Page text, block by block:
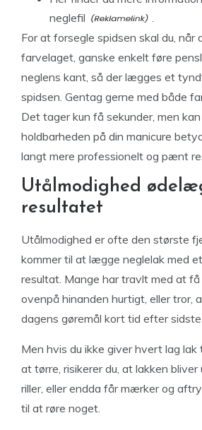
neglefil
For at forsegle spidsen skal du, når
farvelaget, ganske enkelt føre
neglens kant, så der lægges et
spidsen. Gentag gerne med både
Det tager kun få sekunder, men
holdbarheden på din manicure
langt mere professionelt og pænt
Utålmodighed
resultatet
Utålmodighed er ofte den største
kommer til at lægge neglelak med
resultat. Mange har travlt med at
ovenpå hinanden hurtigt, eller
dagens gøremål kort tid efter sidste
Men hvis du ikke giver hvert lag
at tørre, risikerer du, at lakken
riller, eller endda får mærker og
til at røre noget.